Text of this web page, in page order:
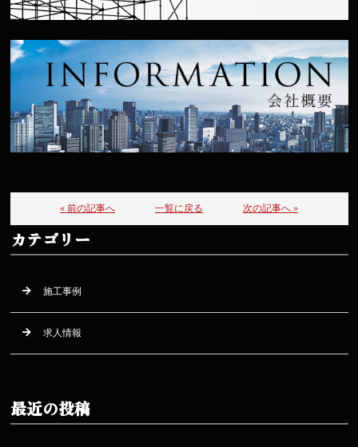
« 前の記事へ 一覧に戻る 次の記事へ »
カテゴリー
施工事例
求人情報
最近の投稿